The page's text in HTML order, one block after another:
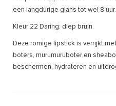
een langdurige glans tot wel 8 uur.
Kleur 22 Daring: diep bruin.
Deze romige lipstick is verrijkt
boters, murumuruboter en
beschermen, hydrateren en